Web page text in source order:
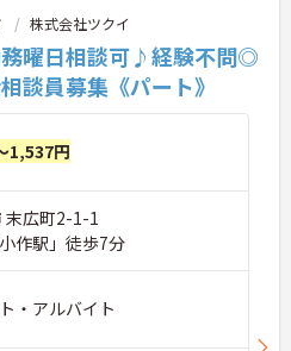
株式会社ツクイ
務曜日相談可♪経験不問◎
談員募集《パート》
1,537円
末広町2-1-1
作駅」徒歩7分
・アルバイト